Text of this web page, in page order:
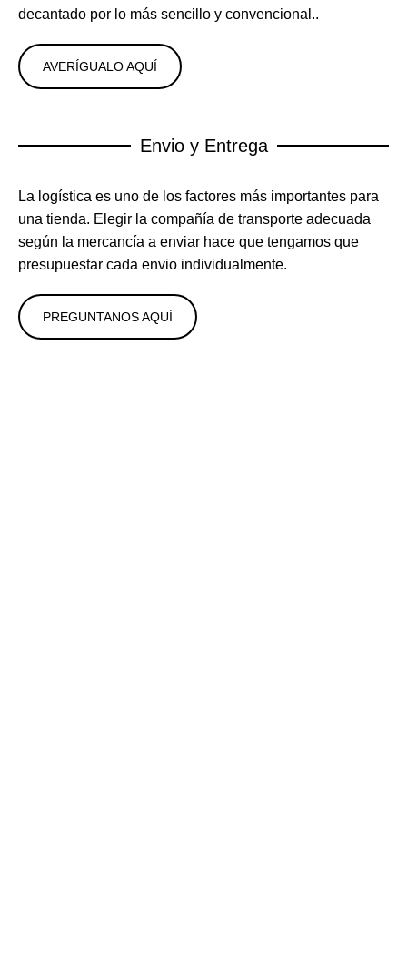
decantado por lo más sencillo y convencional..
AVERÍGUALO AQUÍ
Envio y Entrega
La logística es uno de los factores más importantes para
una tienda. Elegir la compañía de transporte adecuada
según la mercancía a enviar hace que tengamos que
presupuestar cada envio individualmente.
PREGUNTANOS AQUÍ